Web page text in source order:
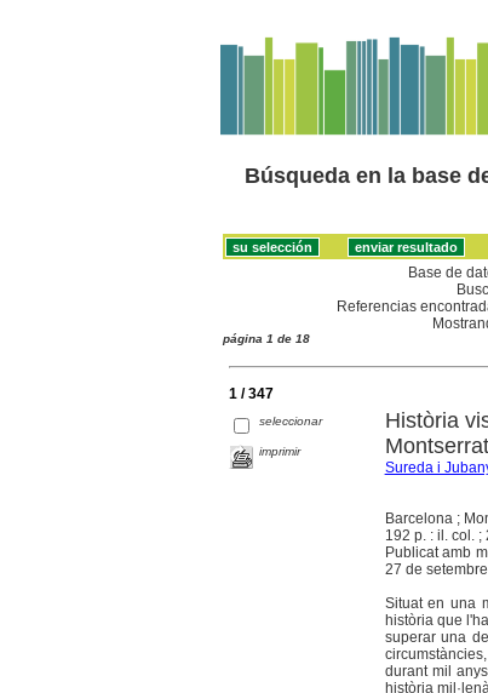
Búsqueda en la base
Base de
Referencias
página 1 de 18
1 / 347
seleccionar
imprimir
Història
Montserrat
Sureda i
Barcelona ;
192 p. : il. col. ;
Publicat amb
27 de
Situat en una
història que
superar una
durant mil
història